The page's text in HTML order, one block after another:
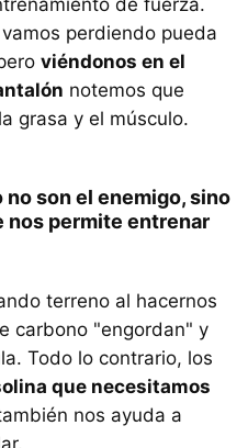
de fuerza.
perdiendo pueda
viéndonos en el
notemos que
grasa y el músculo.
son el enemigo, sino
nos permite entrenar
terreno al hacernos
carbono "engordan" y
Todo lo contrario, los
que necesitamos
nos ayuda a